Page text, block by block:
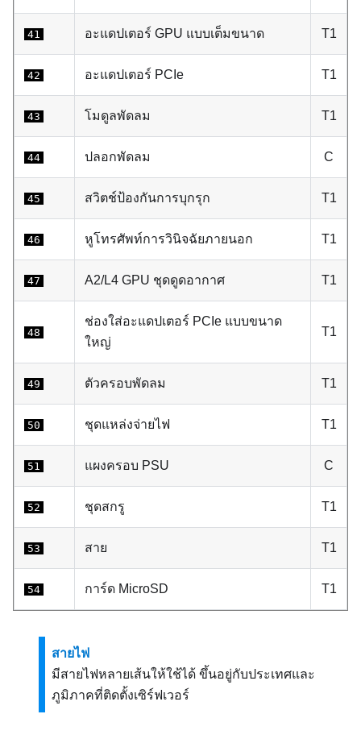
41 อะแดปเตอร์ GPU แบบเต็มขนาด T1
42 อะแดปเตอร์ PCIe T1
43 โมดูลพัดลม T1
44 ปลอกพัดลม C
45 สวิตช์ป้องกันการบุกรุก T1
46 หูโทรศัพท์การวินิจฉัยภายนอก T1
47 A2/L4 GPU ชุดดูดอากาศ T1
48
ช่องใส่อะแดปเตอร์ PCIe แบบขนาด
ใหญ่
T1
49 ตัวครอบพัดลม T1
50 ชุดแหล่งจ่ายไฟ T1
51 แผงครอบ PSU C
52 ชุดสกรู T1
53 สาย T1
54 การ์ด MicroSD T1
สายไฟ
มีสายไฟหลายเส้นให้ใช้ได้ ขึ้นอยู่กับประเทศและ
ภูมิภาคที่ติดตั้งเซิร์ฟเวอร์